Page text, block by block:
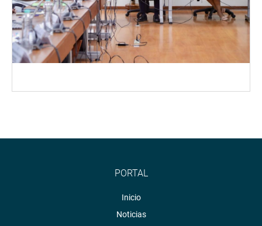
PORTAL
Inicio
Noticias